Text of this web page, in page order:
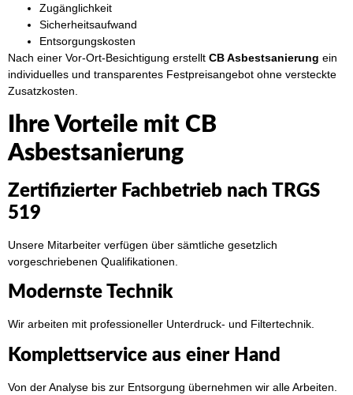
Zugänglichkeit
Sicherheitsaufwand
Entsorgungskosten
Nach einer Vor-Ort-Besichtigung erstellt CB Asbestsanierung ein
individuelles und transparentes Festpreisangebot ohne versteckte
Zusatzkosten.
Ihre Vorteile mit CB
Asbestsanierung
Zertifizierter Fachbetrieb nach TRGS
519
Unsere Mitarbeiter verfügen über sämtliche gesetzlich
vorgeschriebenen Qualifikationen.
Modernste Technik
Wir arbeiten mit professioneller Unterdruck- und Filtertechnik.
Komplettservice aus einer Hand
Von der Analyse bis zur Entsorgung übernehmen wir alle Arbeiten.